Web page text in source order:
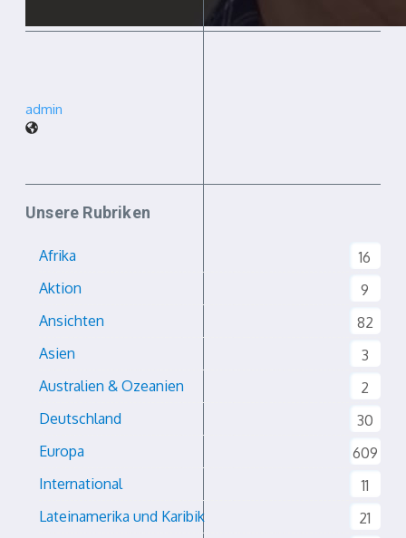
admin
Unsere Rubriken
Afrika
16
Aktion
9
Ansichten
82
Asien
3
Australien & Ozeanien
2
Deutschland
30
Europa
609
International
11
Lateinamerika und Karibik
21